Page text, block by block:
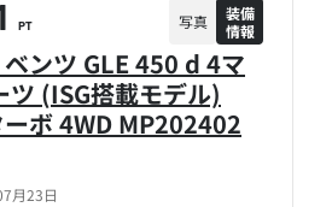
月23日
ンツ GLE 450 d 4マ
ツ (ISG搭載モデル)
ボ 4WD MP202402
PT 写真
装備
情報